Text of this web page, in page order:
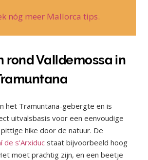
nóg meer Mallorca tips.
rond Valldemossa in
het Tramuntana-gebergte en is
uitvalsbasis voor een eenvoudige
hike door de natuur. De
de s’Arxiduc staat bijvoorbeeld hoog
moet prachtig zijn, en een beetje